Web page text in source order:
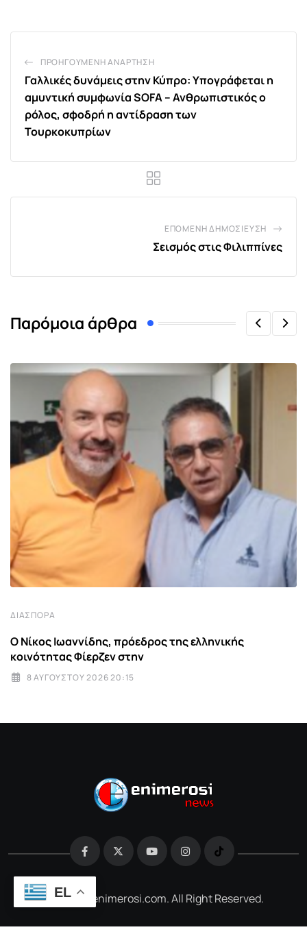
ΠΡΟΗΓΟΎΜΕΝΗ ΑΝΆΡΤΗΣΗ
Γαλλικές δυνάμεις στην Κύπρο: Υπογράφεται η
αμυντική συμφωνία SOFA – Ανθρωπιστικός ο
ρόλος, σφοδρή η αντίδραση των
Τουρκοκυπρίων
ΕΠΌΜΕΝΗ ΔΗΜΟΣΊΕΥΣΗ
Σεισμός στις Φιλιππίνες
Παρόμοια άρθρα
ΔΙΑΣΠΟΡΆ
Ο Νίκος Ιωαννίδης, πρόεδρος της ελληνικής
κοινότητας Φίερζεν στην
8 ΑΥΓΟΎΣΤΟΥ 2026 20:15
@2026 e-enimerosi.com. All Right Reserved.
EL